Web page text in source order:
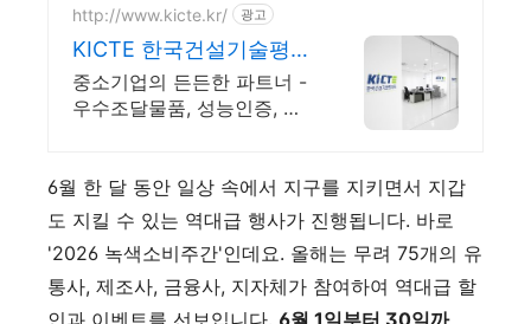
http://www.kicte.kr/ 광고
KICTE 한국건설기술평가
원
중소기업의 든든한 파트너 -
우수조달물품, 성능인증, 우
6월 한 달 동안 일상 속에서 지구를 지키면서 지갑
도 지킬 수 있는 역대급 행사가 진행됩니다. 바로
'2026 녹색소비주간'인데요. 올해는 무려 75개의 유
통사, 제조사, 금융사, 지자체가 참여하여 역대급 할
인과 이벤트를 선보입니다. 6월 1일부터 30일까